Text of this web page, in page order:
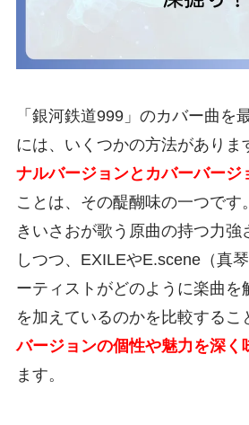
「銀河鉄道999」のカバー曲を
には、いくつかの方法がありま
ナルバージョンとカバーバージ
ことは、その醍醐味の一つです
きいさおが歌う原曲の持つ力強
しつつ、EXILEやE.scene（真
ーティストがどのように楽曲を
を加えているのかを比較するこ
バージョンの個性や魅力を深く
ます。